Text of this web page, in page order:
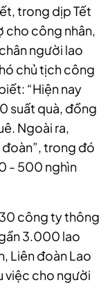
trong dịp Tết
cho công nhân,
người lao
chủ tịch công
“Hiện nay
suất quà, đồng
Ngoài ra,
trong đó
- 500 nghìn
công ty thông
3.000 lao
Liên đoàn Lao
việc cho người